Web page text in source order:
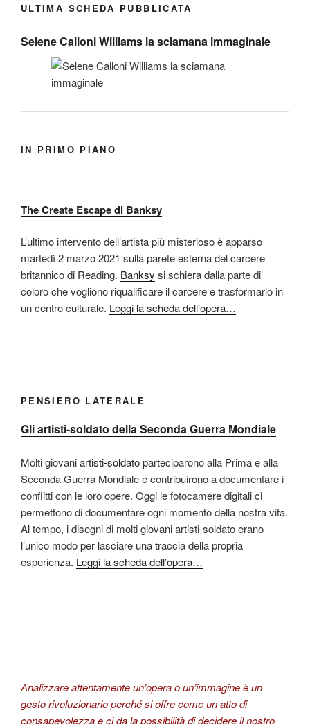
ULTIMA SCHEDA PUBBLICATA
Selene Calloni Williams la sciamana immaginale
IN PRIMO PIANO
The Create Escape di Banksy
L’ultimo intervento dell’artista più misterioso è apparso
martedì 2 marzo 2021 sulla parete esterna del carcere
britannico di Reading. Banksy si schiera dalla parte di
coloro che vogliono riqualificare il carcere e trasformarlo in
un centro culturale. Leggi la scheda dell’opera…
PENSIERO LATERALE
Gli artisti-soldato della Seconda Guerra Mondiale
Molti giovaniartisti-soldatoparteciparono alla Prima e alla
Seconda Guerra Mondiale e contribuirono a documentare i
conflitti con le loro opere. Oggi le fotocamere digitali ci
permettono di documentare ogni momento della nostra vita.
Al tempo, i disegni di molti giovani artisti-soldato erano
l’unico modo per lasciare una traccia della propria
esperienza. Leggi la scheda dell’opera…
Analizzare attentamente un’opera o un’immagine è un
gesto rivoluzionario perché si offre come un atto di
consapevolezza e ci da la possibilità di decidere il nostro